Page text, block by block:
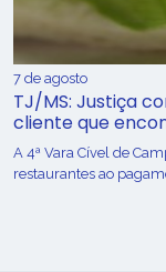
7 de agosto
TJ/MS: Justiça
cliente que
A 4ª Vara Cível de
restaurantes ao